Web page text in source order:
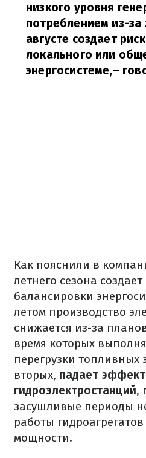
низкого уровня
потреблением из-
августе создает
локального или
энергосистеме,–
Как пояснили в
летнего сезона
балансировки
летом производство
снижается из-за
время которых
перегрузки топливных
вторых, падает
гидроэлектростанций,
засушливые периоды
работы
мощности.